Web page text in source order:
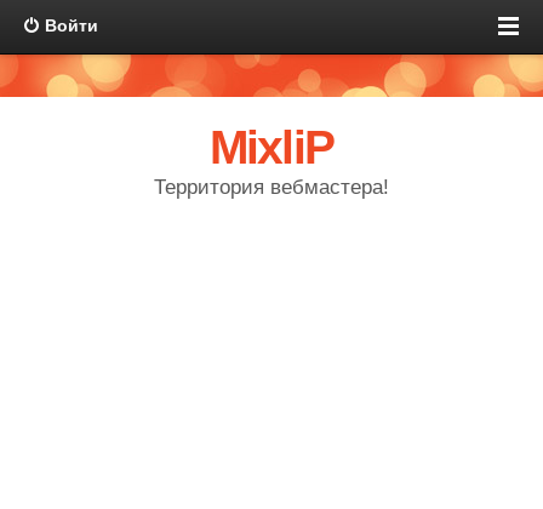
Войти
MixliP
Территория вебмастера!